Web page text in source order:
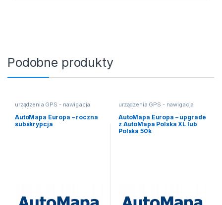
Podobne produkty
urządzenia GPS - nawigacja
satelitarna
AutoMapa Europa – roczna
subskrypcja
urządzenia GPS - nawigacja
satelitarna
AutoMapa Europa – upgrade
z AutoMapa Polska XL lub
Polska 50k